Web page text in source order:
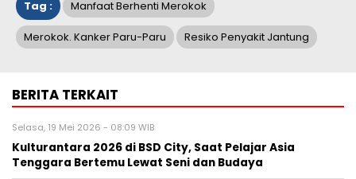
Tag : Manfaat Berhenti Merokok
Merokok. Kanker Paru-Paru Resiko Penyakit Jantung
BERITA TERKAIT
Selasa, 19 Mei 2026 - 08:09 WIB
Kulturantara 2026 di BSD City, Saat Pelajar Asia
Tenggara Bertemu Lewat Seni dan Budaya